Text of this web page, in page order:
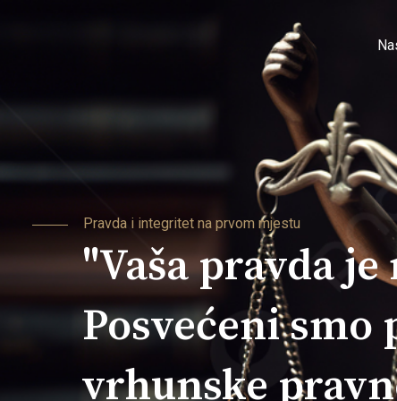
Pravda i integritet na prvom mjestu
"Vaša pravda
Posvećeni smo
vrhunske